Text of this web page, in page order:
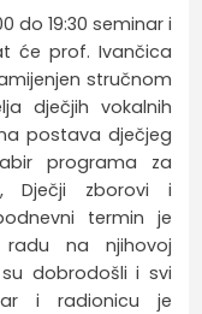
do 19:30 seminar i
će prof. Ivančica
stručnom
dječjih vokalnih
postava dječjeg
programa za
Dječji zborovi i
termin je
radu na njihovoj
dobrodošli i svi
i radionicu je